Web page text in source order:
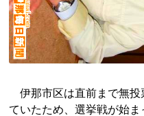
伊那市区は直前まで無投
ていたため、選挙戦が始